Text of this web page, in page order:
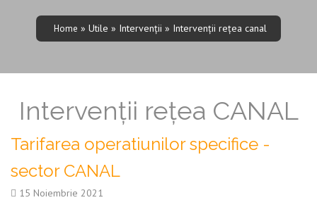
Home » Utile » Intervenții » Intervenții rețea canal
Intervenții rețea CANAL
Tarifarea operatiunilor specifice -
sector CANAL
15 Noiembrie 2021